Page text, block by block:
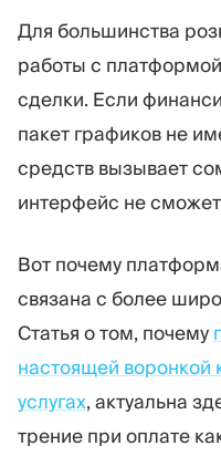
Для большинства
работы с
сделки. Если
пакет графиков не
средств вызывает
интерфейс не
Вот почему
связана с более
Статья о том, почему
настоящей воронкой
услугах, актуальна
трение при оплате